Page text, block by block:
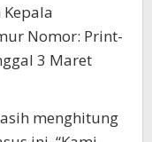
Nomor: Print-
3 Maret
menghitung